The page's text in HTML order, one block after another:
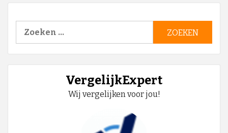
naar:
VergelijkExpert
Wij vergelijken voor jou!